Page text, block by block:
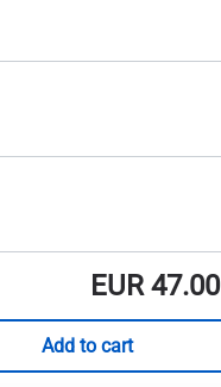
EUR47.00
Add to cart